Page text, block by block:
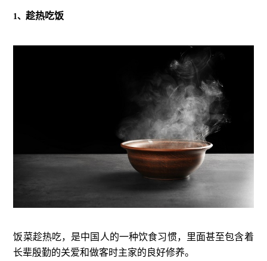
1、趁热吃饭
饭菜趁热吃，是中国人的一种饮食习惯，里面甚至包含着
长辈殷勤的关爱和做客时主家的良好修养。